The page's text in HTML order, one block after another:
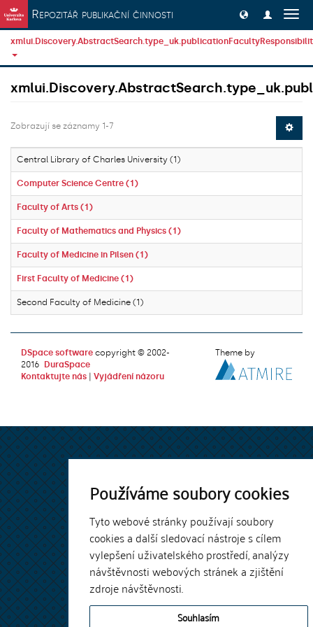
Používáme soubory cookies
Tyto webové stránky používají soubory
cookies a další sledovací nástroje s cílem
vylepšení uživatelského prostředí, analýzy
návštěvnosti webových stránek a zjištění
zdroje návštěvnosti.
Souhlasím
Přeskočit na obsah
Repozitář publikační činnosti
Zobrazují se záznamy 1-7
Central Library of Charles University (1)
Computer Science Centre (1)
Faculty of Arts (1)
Faculty of Mathematics and Physics (1)
Faculty of Medicine in Pilsen (1)
First Faculty of Medicine (1)
Second Faculty of Medicine (1)
DSpace software copyright © 2002-
2016
DuraSpace
Kontaktujte nás
Vyjádření názoru
Theme by